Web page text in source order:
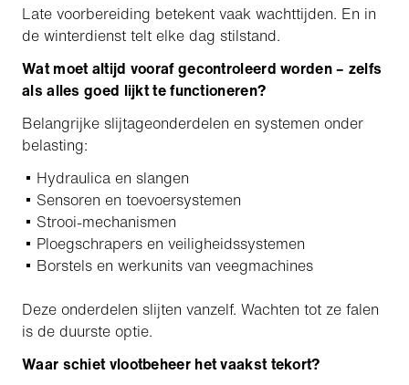
Late voorbereiding betekent vaak wachttijden. En in
de winterdienst telt elke dag stilstand.
Wat moet altijd vooraf gecontroleerd worden – zelfs
als alles goed lijkt te functioneren?
Belangrijke slijtageonderdelen en systemen onder
belasting:
Hydraulica en slangen
Sensoren en toevoersystemen
Strooi-mechanismen
Ploegschrapers en veiligheidssystemen
Borstels en werkunits van veegmachines
Deze onderdelen slijten vanzelf. Wachten tot ze falen
is de duurste optie.
Waar schiet vlootbeheer het vaakst tekort?